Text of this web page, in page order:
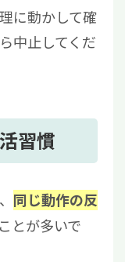
に動かして確
中止してくだ
習慣
同じ動作の反
とが多いで